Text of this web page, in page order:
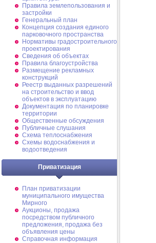
Правила землепользования и
застройки
Генеральный план
Концепция создания единого
парковочного пространства
Нормативы градостроительного
проектирования
Сведения об объектах
Правила благоустройства
Размещение рекламных
конструкций
Реестр выданных разрешений
на строительство и ввод
объектов в эксплуатацию
Документация по планировке
территории
Общественные обсуждения
Публичные слушания
Схема теплоснабжения
Схемы водоснабжения и
водоотведения
Приватизация
План приватизации
муниципального имущества
Мирного
Аукционы, продажа
посредством публичного
предложения, продажа без
объявления цены
Справочная информация